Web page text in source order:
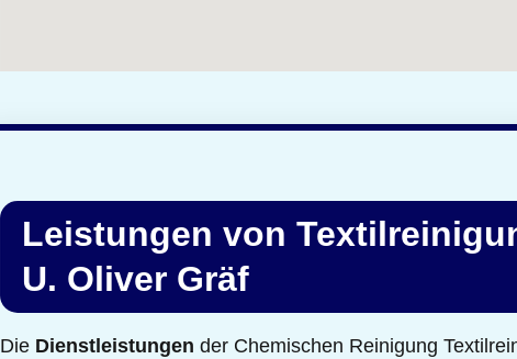
Leistungen von
U. Oliver Gräf
Die Dienstleistungen der Chemischen Reinigung